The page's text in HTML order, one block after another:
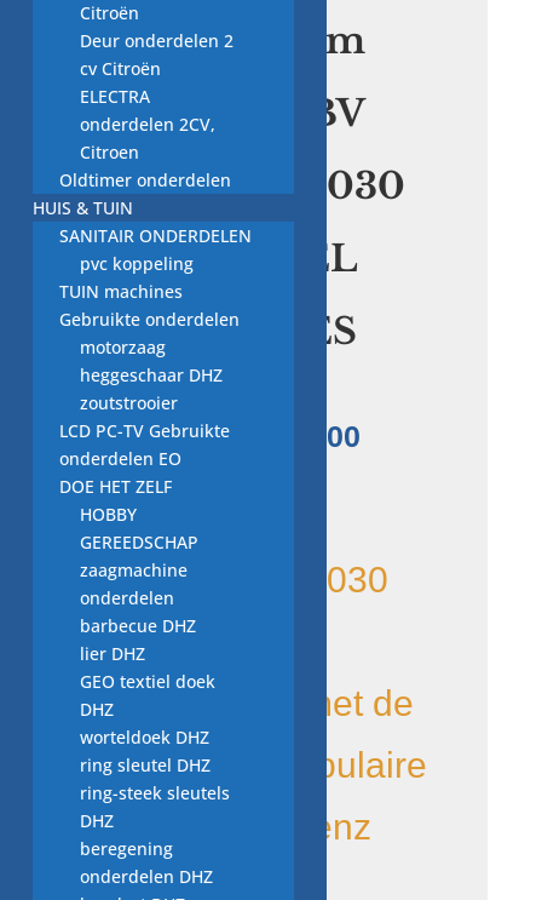
🌿 Duurzaam
sleutelen:
Originele BV
PSH
551.522.113.030
Startmotor
ORIGINEEL
voor
MERCEDES
BENZ
€280,00
Oorspronkelijke
245,00Huidige
De BV PSH
551.522.113.030
startmotor is
compatibel met de
volgende populaire
Mercedes-Benz
modellen:
Citroën
Deur onderdelen 2
cv Citroën
ELECTRA
onderdelen 2CV,
Citroen
Oldtimer onderdelen
HUIS & TUIN
SANITAIR ONDERDELEN
pvc koppeling
TUIN machines
Gebruikte onderdelen
motorzaag
heggeschaar DHZ
zoutstrooier
LCD PC-TV Gebruikte
onderdelen EO
DOE HET ZELF
HOBBY
GEREEDSCHAP
zaagmachine
onderdelen
barbecue DHZ
lier DHZ
GEO textiel doek
DHZ
worteldoek DHZ
ring sleutel DHZ
ring-steek sleutels
DHZ
beregening
onderdelen DHZ